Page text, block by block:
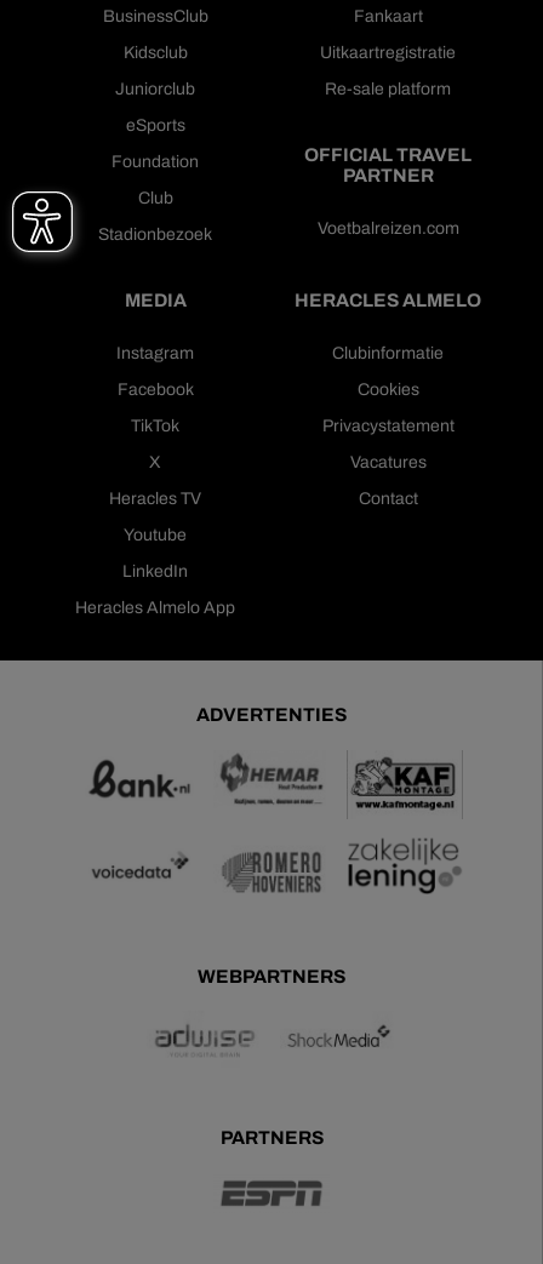
BusinessClub
Kidsclub
Juniorclub
eSports
Foundation
Club
Stadionbezoek
Fankaart
Uitkaartregistratie
Re-sale platform
OFFICIAL TRAVEL
PARTNER
Voetbalreizen.com
MEDIA
Instagram
Facebook
TikTok
X
Heracles TV
Youtube
LinkedIn
Heracles Almelo App
HERACLES ALMELO
Clubinformatie
Cookies
Privacystatement
Vacatures
Contact
ADVERTENTIES
WEBPARTNERS
PARTNERS